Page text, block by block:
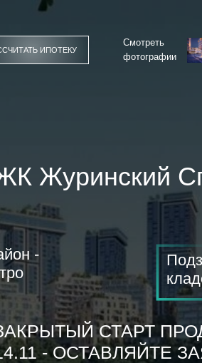
Журинский
-
СТАРТ
- ОСТАВЛЯЙТЕ
ИПОТЕКУ
Смотреть
фотографии